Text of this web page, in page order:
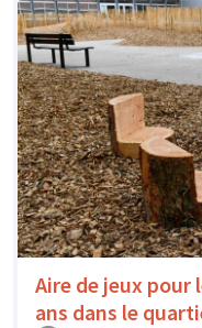
Aire de jeux pour
ans dans le